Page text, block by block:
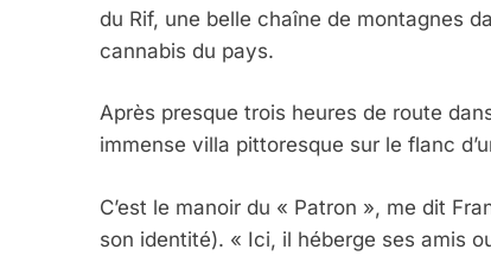
du Rif, une belle chaîne de montagnes
cannabis du pays.
Après presque trois heures de route
immense villa pittoresque sur le flanc
C’est le manoir du « Patron », me dit
son identité). « Ici, il héberge ses amis